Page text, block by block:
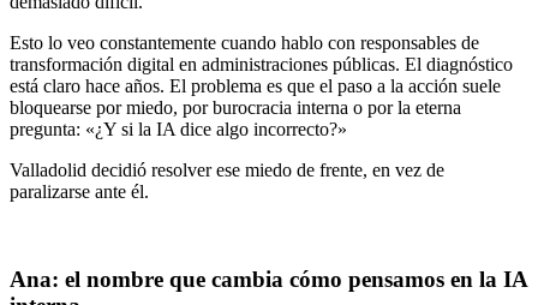
Esto lo veo constantemente cuando hablo con responsables de
transformación digital en administraciones públicas. El diagnóstico
está claro hace años. El problema es que el paso a la acción suele
bloquearse por miedo, por burocracia interna o por la eterna
pregunta: «¿Y si la IA dice algo incorrecto?»
Valladolid decidió resolver ese miedo de frente, en vez de
paralizarse ante él.
Ana: el nombre que cambia cómo pensamos en la IA